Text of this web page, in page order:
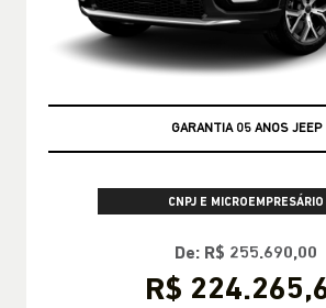
GARANTIA 05 ANOS JEEP
CNPJ E MICROEMPRESÁRIO
De: R$ 255.690,00
R$